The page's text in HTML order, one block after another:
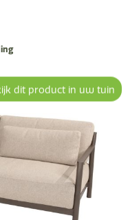
dit product in uw tuin